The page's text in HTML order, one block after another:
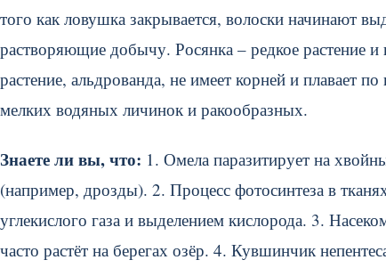
того как ловушка закрывается, волоски начинают
растворяющие добычу. Росянка – редкое растение
растение, альдрованда, не имеет корней и плавает
мелких водяных личинок и ракообразных.
Знаете ли вы, что: 1. Омела паразитирует на
(например, дрозды). 2. Процесс фотосинтеза в
углекислого газа и выделением кислорода. 3.
часто растёт на берегах озёр. 4. Кувшинчик